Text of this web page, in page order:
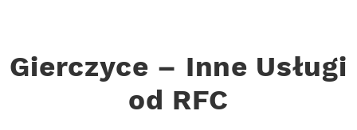
Gierczyce – Inne Usługi
od RFC